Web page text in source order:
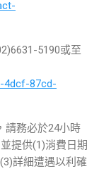
5190或至
4dcf-87cd-
請務必於24小時
提供(1)消費日期
詳細遭遇以利確